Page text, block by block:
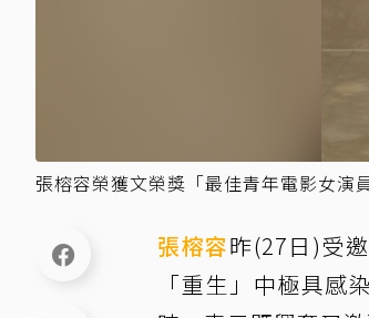
張榕容榮獲文榮獎「最佳青年電影女演
張榕容昨(27日)受
「重生」中極具